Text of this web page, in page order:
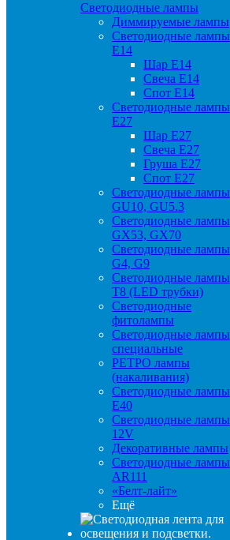
Светодиодные лампы
Диммируемые лампы
Светодиодные лампы
Е14
Шар Е14
Свеча Е14
Спот Е14
Светодиодные лампы
Е27
Шар Е27
Свеча Е27
Груша Е27
Спот Е27
Светодиодные лампы
GU10, GU5.3
Светодиодные лампы
GX53, GX70
Светодиодные лампы
G4, G9
Светодиодные лампы
Т8 (LED трубки)
Светодиодные
фитолампы
Светодиодные лампы
специальные
РЕТРО лампы
(накаливания)
Светодиодные лампы
E40
Светодиодные лампы
12V
Декоративные лампы
Светодиодные лампы
AR111
«Белт-лайт»
Ещё